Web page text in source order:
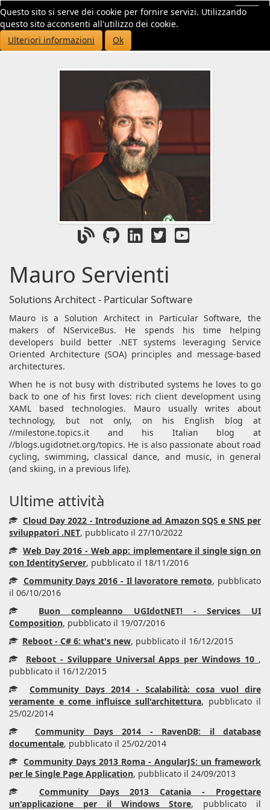
Questo sito si serve dei cookie per fornire servizi. Utilizzando
questo sito acconsenti all'utilizzo dei cookie.
Ulteriori informazioni
Ok
Mauro Servienti
Solutions Architect - Particular Software
Mauro is a Solution Architect in Particular Software, the
makers of NServiceBus. He spends his time helping
developers build better .NET systems leveraging Service
Oriented Architecture (SOA) principles and message-based
architectures.
When he is not busy with distributed systems he loves to go
back to one of his first loves: rich client development using
XAML based technologies. Mauro usually writes about
technology, but not only, on his English blog at
//milestone.topics.it and his Italian blog at
//blogs.ugidotnet.org/topics. He is also passionate about road
cycling, swimming, classical dance, and music, in general
(and skiing, in a previous life).
Ultime attività
Cloud Day 2022 - Introduzione ad Amazon SQS e SNS per
sviluppatori .NET, pubblicato il 27/10/2022
Web Day 2016 - Web app: implementare il single sign on
con IdentityServer, pubblicato il 18/11/2016
Community Days 2016 - Il lavoratore remoto, pubblicato
il 06/10/2016
Buon compleanno UGIdotNET! - Services UI
Composition, pubblicato il 19/07/2016
Reboot - C# 6: what's new, pubblicato il 16/12/2015
Reboot - Sviluppare Universal Apps per Windows 10 ,
pubblicato il 16/12/2015
Community Days 2014 - Scalabilità: cosa vuol dire
veramente e come influisce sull'architettura, pubblicato il
25/02/2014
Community Days 2014 - RavenDB: il database
documentale, pubblicato il 25/02/2014
Community Days 2013 Roma - AngularJS: un framework
per le Single Page Application, pubblicato il 24/09/2013
Community Days 2013 Catania - Progettare
un'applicazione per il Windows Store, pubblicato il